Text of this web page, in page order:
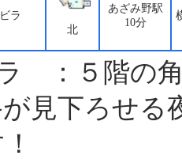
ラ
北
あざみ野駅
10分
：５階の
見下ろせる